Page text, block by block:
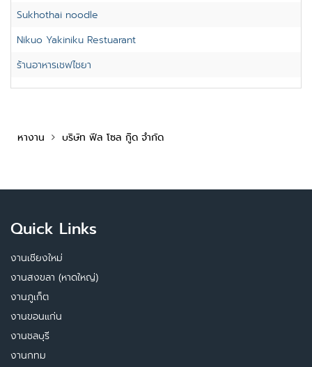
Sukhothai noodle
Nikuo Yakiniku Restuarant
ร้านอาหารเชฟไชยา
หางาน บริษัท ฟีล โซล กู๊ด จำกัด
Quick Links
งานเชียงใหม่
งานสงขลา (หาดใหญ่)
งานภูเก็ต
งานขอนแก่น
งานชลบุรี
งานกทม